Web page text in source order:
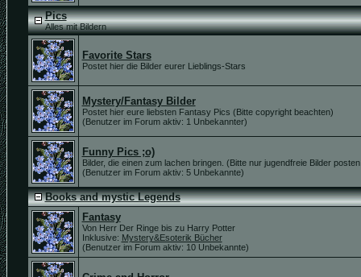
Pics
Alles mit Bildern
Favorite Stars
Postet hier die Bilder eurer Lieblings-Stars
Mystery/Fantasy Bilder
Postet hier eure liebsten Fantasy Pics (Bitte copyright beachten)
(Benutzer im Forum aktiv: 1 Unbekannter)
Funny Pics ;o)
Bilder, die einen zum lachen bringen. (Bitte nur jugendfreie Bilder
(Benutzer im Forum aktiv: 5 Unbekannte)
Books and mystic Legends
Fantasy
Von Herr Der Ringe bis zu Harry Potter
Inklusive: Mystery&Esoterik Bücher
(Benutzer im Forum aktiv: 10 Unbekannte)